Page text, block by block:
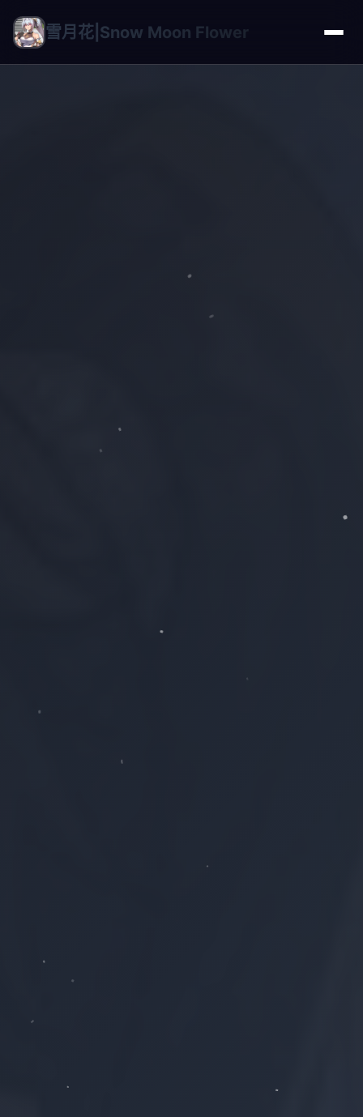
雪月花|Snow Moon Flower